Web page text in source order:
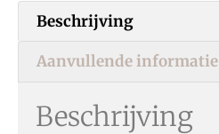
Beschrijving
Aanvullende informatie
Beschrijving